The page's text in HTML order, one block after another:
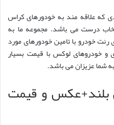
که علاقه مند به خودورهای کراس
درست می باشد. مجموعه ما به
خودرو با تامین خودورهای مورد
و خودروهای لوکس با قیمت بسیار
شما عزیزان می باشد.
بلند+عکس و قیمت